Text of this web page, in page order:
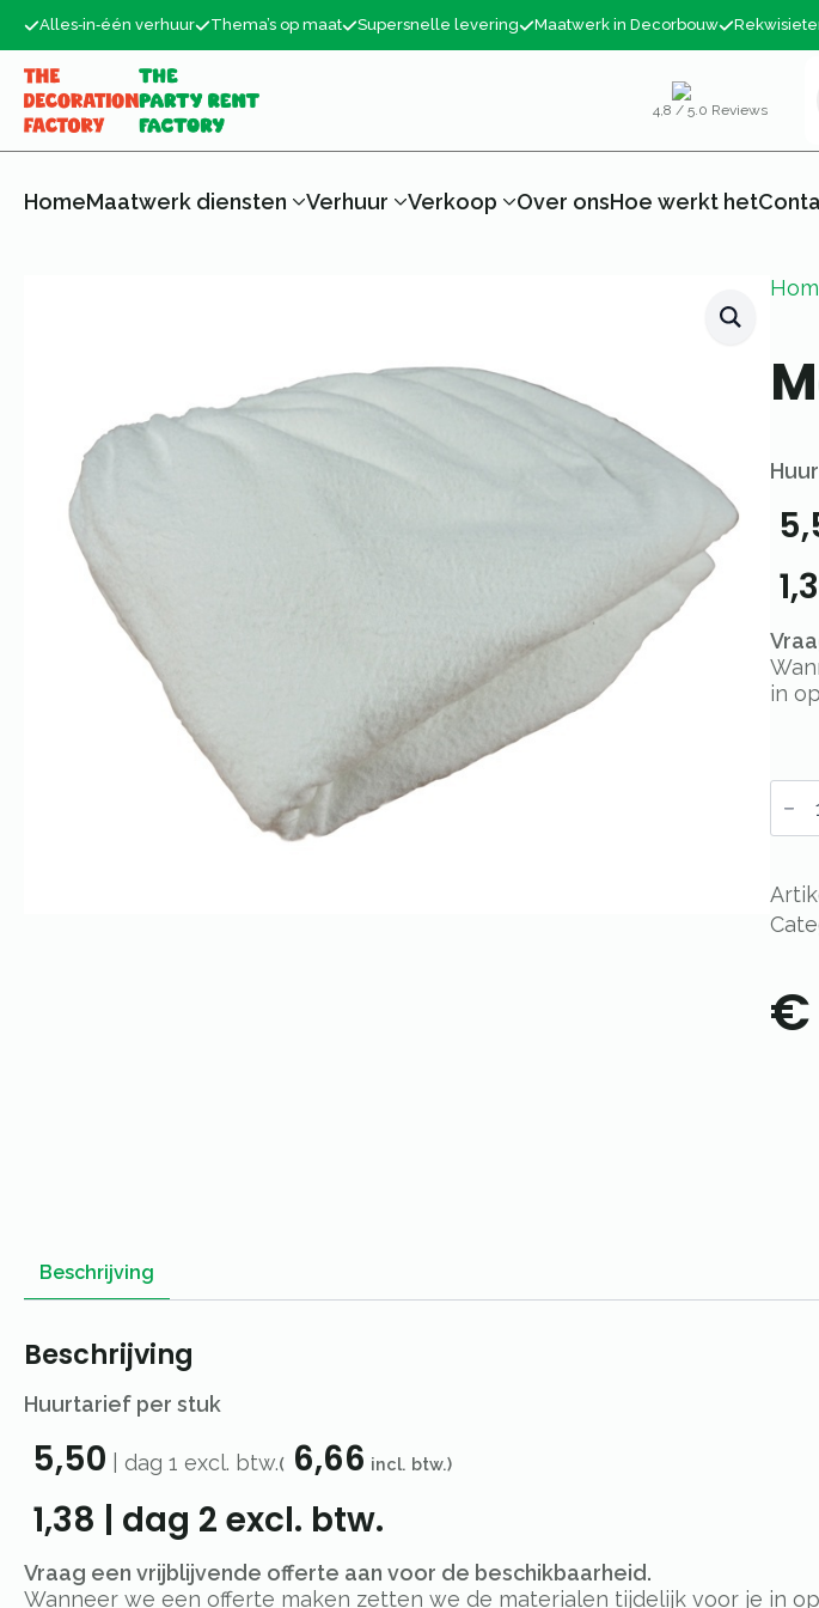
Alles‑in‑één verhuur Thema’s op maat Supersnelle levering Maatwerk in Decorbouw
4,8 / 5.0 Reviews
HomeMaatwerk diensten Verhuur Verkoop Over onsHoe werkt het
in
rond
€
Beschrijving
Beschrijving
Huurtarief per stuk
5,50 dag 1 excl. btw.( 6,66 incl. btw.)
1,38 | dag 2 excl. btw.
Vraag een vrijblijvende offerte aan voor de beschikbaarheid.
Wanneer we een offerte maken zetten we de materialen tijdelijk voor je in